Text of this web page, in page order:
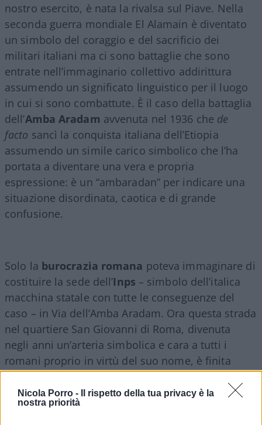
Nicola Porro -
Il rispetto della tua privacy è la
nostra priorità
nostro esercito, è nata la rivalsa sul Piave. Nella
seconda guerra mondiale El Alamain è diventato
un simbolo del coraggio e del sacrificio dei
militari italiani ma ci sono battaglie che sono
entrate nell’immaginario collettivo addirittura
assumendo un significato linguistico per il luogo
in cui si sono combattute. È il caso della battaglia
dell’Amba Aradam avvenuta nel 1936 che de
facto sancì la conquista italiana dell’Etiopia
assumendo un simile carico simbolico che l’ha
portata a diventare una vera e propria
espressione: è un “ambaradan” per indicare una
situazione disordinata, caotica e di grande
confusione.
Solo la burocrazia romana poteva immaginare di
costituire la sede dell’Inps – simbolo dell’italica
macchina statale con tutte le conseguenze del
caso – in Via dell’Amba Aradam. Ora questa strada
nel quartiere San Giovanni di Roma, divenuta
negli anni un’arteria simbolica e cara a tutti i
romani proprio in virtù del suo nome, è finita
sotto le scure del politicamente corretto. Prima a
metà giugno l’azione degli attivisti della “Rete
Restiamo Umani” che hanno rinominato la strada